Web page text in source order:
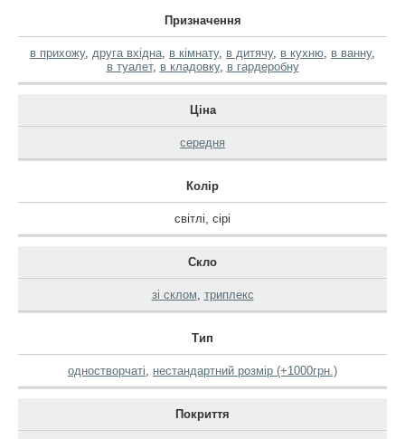
Призначення
в прихожу, друга вхідна, в кімнату, в дитячу, в кухню, в ванну,
в туалет, в кладовку, в гардеробну
Ціна
середня
Колір
світлі, сірі
Скло
зі склом, триплекс
Тип
одностворчаті, нестандартний розмір (+1000грн.)
Покриття